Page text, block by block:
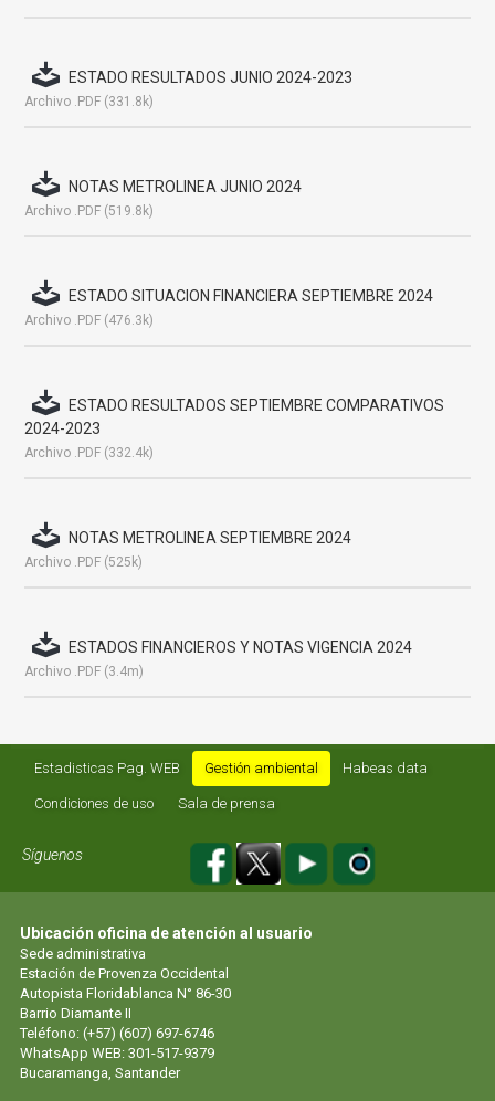
ESTADO RESULTADOS JUNIO 2024-2023
Archivo .PDF (331.8k)
NOTAS METROLINEA JUNIO 2024
Archivo .PDF (519.8k)
ESTADO SITUACION FINANCIERA SEPTIEMBRE 2024
Archivo .PDF (476.3k)
ESTADO RESULTADOS SEPTIEMBRE COMPARATIVOS
2024-2023
Archivo .PDF (332.4k)
NOTAS METROLINEA SEPTIEMBRE 2024
Archivo .PDF (525k)
ESTADOS FINANCIEROS Y NOTAS VIGENCIA 2024
Archivo .PDF (3.4m)
Estadisticas Pag. WEB Gestión ambiental Habeas data
Condiciones de uso Sala de prensa
Síguenos
Ubicación oficina de atención al usuario
Sede administrativa
Estación de Provenza Occidental
Autopista Floridablanca N° 86-30
Barrio Diamante II
Teléfono: (+57) (607) 697-6746
WhatsApp WEB: 301-517-9379
Bucaramanga, Santander